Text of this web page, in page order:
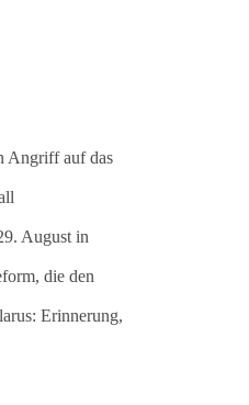
nicht!
mit dem
statt.
der
Angriff auf das
August in
die den
Erinnerung,